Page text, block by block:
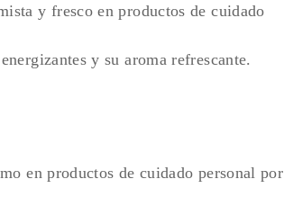
y fresco en productos de cuidado
y su aroma refrescante.
en productos de cuidado personal por